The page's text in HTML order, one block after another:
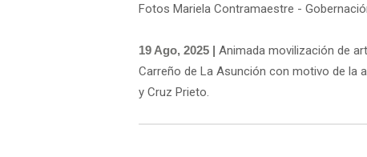
Fotos Mariela Contramaestre -
19 Ago, 2025 | Animada movilización de
Carreño de La Asunción con motivo de la
y Cruz Prieto.